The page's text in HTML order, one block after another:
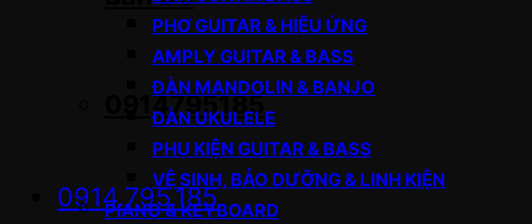
0914795185
0914.795.185
PHƠ GUITAR & HIỆU ỨNG
AMPLY GUITAR & BASS
ĐÀN MANDOLIN & BANJO
ĐÀN UKULELE
PHỤ KIỆN GUITAR & BASS
VỆ SINH, BẢO DƯỠNG & LINH KIỆN
PIANO & KEYBOARD